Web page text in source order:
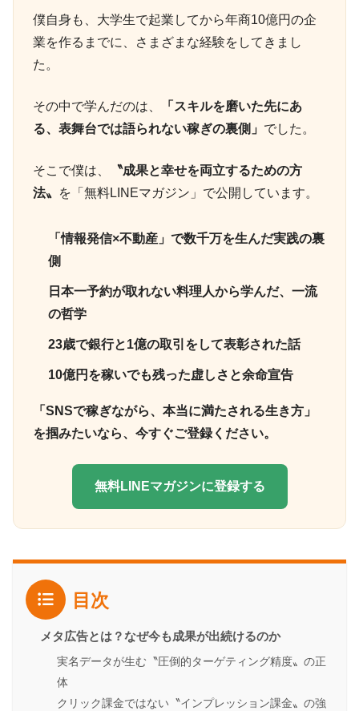
僕自身も、大学生で起業してから年商10億円の企
業を作るまでに、さまざまな経験をしてきまし
た。
その中で学んだのは、
「スキルを磨いた先にあ
る、表舞台では語られない稼ぎの裏側」 でした。
そこで僕は、
〝成果と幸せを両立するための方
法〟
を「無料LINEマガジン」で公開しています。
「情報発信×不動産」で数千万を生んだ実践の裏
側
日本一予約が取れない料理人から学んだ、一流
の哲学
23歳で銀行と1億の取引をして表彰された話
10億円を稼いでも残った虚しさと余命宣告
「SNSで稼ぎながら、本当に満たされる生き方」
を掴みたいなら、今すぐご登録ください。
無料LINEマガジンに登録する
目次
メタ広告とは？なぜ今も成果が出続けるのか
実名データが生む〝圧倒的ターゲティング精度〟の正
体
クリック課金ではない〝インプレッション課金〟の強